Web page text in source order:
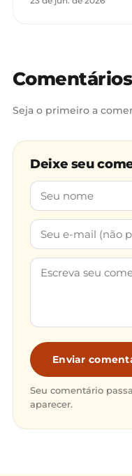
Comentários
Seja o primeiro a
Deixe seu
Enviar
Seu comentário
aparecer.